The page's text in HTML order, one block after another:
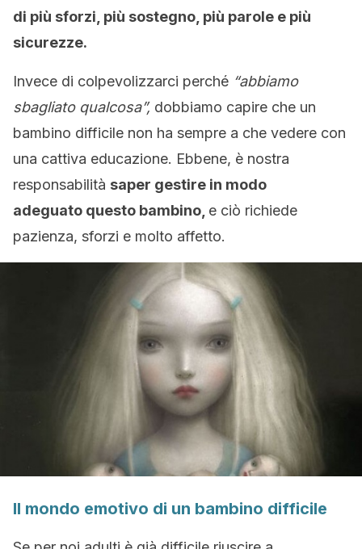
di più sforzi, più sostegno, più parole e più
sicurezze.
Invece di colpevolizzarci perché “abbiamo
sbagliato qualcosa”, dobbiamo capire che un
bambino difficile non ha sempre a che vedere con
una cattiva educazione. Ebbene, è nostra
responsabilità saper gestire in modo
adeguato questo bambino, e ciò richiede
pazienza, sforzi e molto affetto.
Il mondo emotivo di un bambino difficile